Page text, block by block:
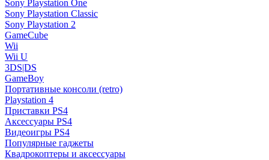
Sony Playstation One
Sony Playstation Classic
Sony Playstation 2
GameCube
Wii
Wii U
3DS|DS
GameBoy
Портативные консоли (retro)
Playstation 4
Приставки PS4
Аксессуары PS4
Видеоигры PS4
Популярные гаджеты
Квадрокоптеры и аксессуары